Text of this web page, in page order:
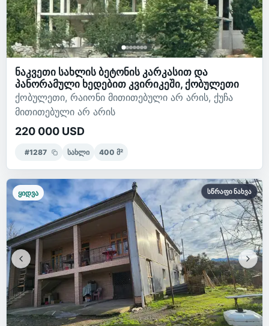
ნაკვეთი სახლის ბეტონის კარკასით და
პანორამული ხედებით კვირიკეში, ქობულეთი
ქობულეთი, რაიონი მითითებული არ არის, ქუჩა
მითითებული არ არის
220 000 USD
#1287 სახლი 400 მ²
ყიდვა სწრაფი ნახვა